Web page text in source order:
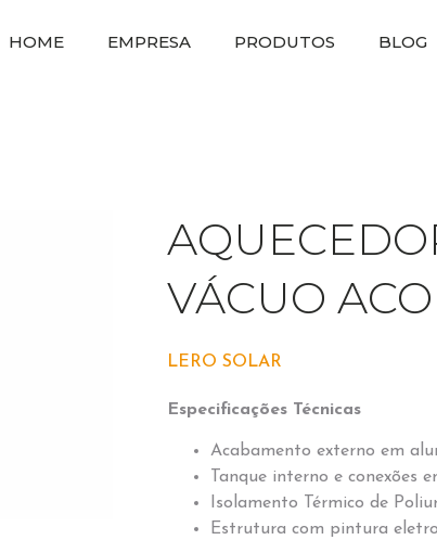
HOME EMPRESA PRODUTOS BLOG
VÁCUO
LERO SOLAR
Especificações Técnicas
Acabamento externo em
Tanque interno e conexões
Isolamento Térmico de
Estrutura com pintura